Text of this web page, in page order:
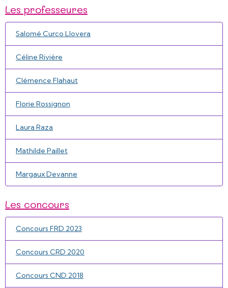
Les professeures
Salomé Curco Llovera
Céline Rivière
Clémence Flahaut
Florie Rossignon
Laura Raza
Mathilde Paillet
Margaux Devanne
Les concours
Concours FRD 2023
Concours CRD 2020
Concours CND 2018